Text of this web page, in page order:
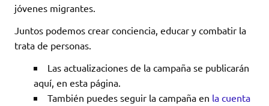
jóvenes migrantes.
Juntos podemos crear conciencia, educar y combatir la
trata de personas.
Las actualizaciones de la campaña se publicarán
aquí, en esta página.
También puedes seguir la campaña en la cuenta